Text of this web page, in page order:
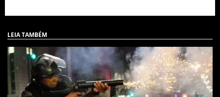
LEIA TAMBÉM